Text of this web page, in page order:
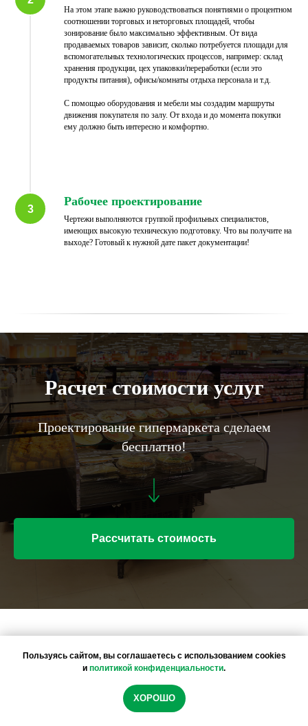
На этом этапе важно руководствоваться понятиями о процентном
соотношении торговых и неторговых площадей, чтобы
зонирование было максимально эффективным. От вида
продаваемых товаров зависит, сколько потребуется площади для
вспомогательных технологических процессов, например: склад
хранения продукции, цех упаковки/переработки (если это
продукты питания), офисы/комнаты отдыха персонала и т.д.
С помощью оборудования и мебели мы создадим маршруты
движения покупателя по залу. От входа и до момента покупки
ему должно быть интересно и комфортно.
Рабочее проектирование
Чертежи выполняются группой профильных специалистов,
имеющих высокую техническую подготовку. Что вы получите на
выходе? Готовый к нужной дате пакет документации!
Расчет стоимости услуг
Проектирование гипермаркета сделаем
бесплатно!
Рассчитать стоимость
НАМ ДОВЕРЯЮТ
ИЗВЕСТНЫЕ БРЕНДЫ
Мы используем файлы cookie, чтобы обеспечить
максимальное удобство использования сайта
Пользуясь сайтом, вы соглашаетесь с использованием cookies
и политикой конфиденциальности.
ХОРОШО